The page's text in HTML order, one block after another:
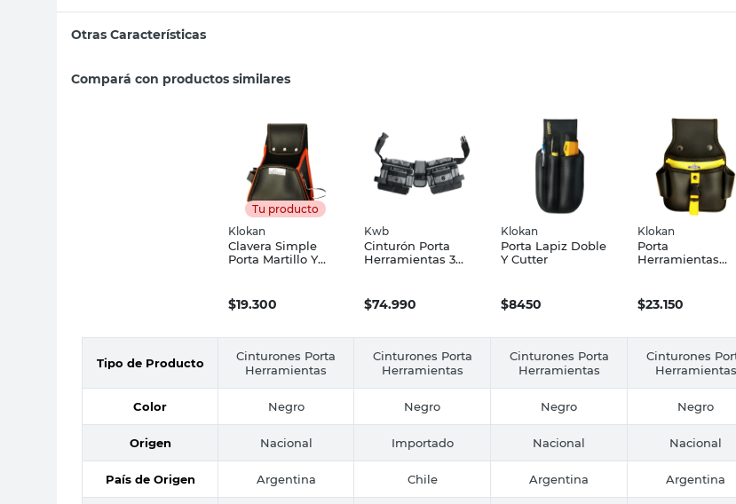
Otras Características
Compará con productos similares
Tu producto
Klokan
Clavera Simple
Porta Martillo Y
$19.300
Kwb
Cinturón Porta
Herramientas 3
$74.990
Klokan
Porta Lapiz Doble
Y Cutter
$8450
Klokan
Porta
Herramientas
$23.150
Tipo de Producto
Cinturones Porta
Herramientas
Cinturones Porta
Herramientas
Cinturones Porta
Herramientas
Cinturones
Herramientas
Color Negro Negro Negro Negro
Origen Nacional Importado Nacional Nacional
País de Origen Argentina Chile Argentina Argentina